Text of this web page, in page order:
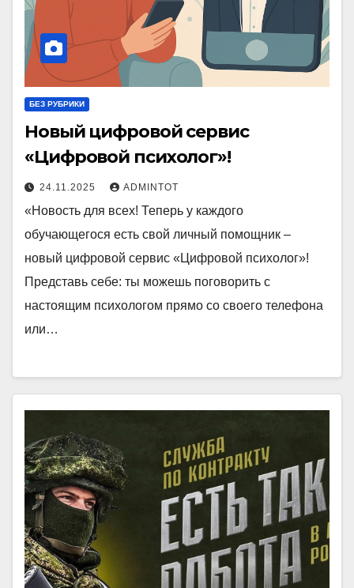
БЕЗ РУБРИКИ
Новый цифровой сервис
«Цифровой психолог»!
24.11.2025 ADMINTOT
«Новость для всех! Теперь у каждого
обучающегося есть свой личный помощник –
новый цифровой сервис «Цифровой психолог»!
Представь себе: ты можешь поговорить с
настоящим психологом прямо со своего телефона
или…